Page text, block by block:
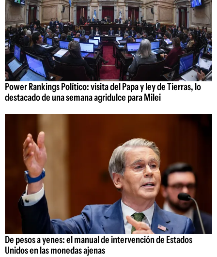
Power Rankings Político: visita del Papa y ley de Tierras, lo
destacado de una semana agridulce para Milei
De pesos a yenes: el manual de intervención de Estados
Unidos en las monedas ajenas